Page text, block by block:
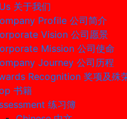
关于我们
Profile 公司简介
Vision 公司愿景
Mission 公司使命
Journey 公司历程
Recognition 奖项及殊
书籍
练习簿